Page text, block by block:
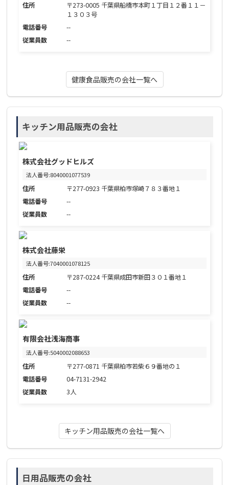
住所
〒273-0005 千葉県船橋市本町１丁目１２番１１－
１３０３号
電話番号
--
従業員数
--
健康食品販売の会社一覧へ
キッチン用品販売の会社
株式会社グッドヒルズ
法人番号:8040001077539
住所
〒277-0923 千葉県柏市塚崎７８３番地１
電話番号
--
従業員数
--
株式会社藤栄
法人番号:7040001078125
住所
〒287-0224 千葉県成田市新田３０１番地１
電話番号
--
従業員数
--
有限会社浅海商事
法人番号:5040002088653
住所
〒277-0871 千葉県柏市若柴６９番地の１
電話番号
04-7131-2942
従業員数
3人
キッチン用品販売の会社一覧へ
日用品販売の会社